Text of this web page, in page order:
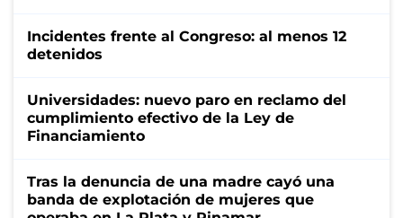
Incidentes frente al Congreso: al menos 12
detenidos
Universidades: nuevo paro en reclamo del
cumplimiento efectivo de la Ley de
Financiamiento
Tras la denuncia de una madre cayó una
banda de explotación de mujeres que